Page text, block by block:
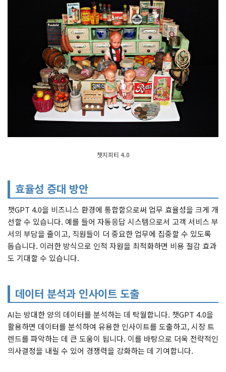
챗지피티 4.0
효율성 증대 방안
챗GPT 4.0을 비즈니스 환경에 통합함으로써 업무 효율성을 크게 개
선할 수 있습니다. 예를 들어 자동응답 시스템으로서 고객 서비스 부
서의 부담을 줄이고, 직원들이 더 중요한 업무에 집중할 수 있도록
돕습니다. 이러한 방식으로 인적 자원을 최적화하면 비용 절감 효과
도 기대할 수 있습니다.
데이터 분석과 인사이트 도출
AI는 방대한 양의 데이터를 분석하는 데 탁월합니다. 챗GPT 4.0을
활용하면 데이터를 분석하여 유용한 인사이트를 도출하고, 시장 트
렌드를 파악하는 데 큰 도움이 됩니다. 이를 바탕으로 더욱 전략적인
의사결정을 내릴 수 있어 경쟁력을 강화하는 데 기여합니다.